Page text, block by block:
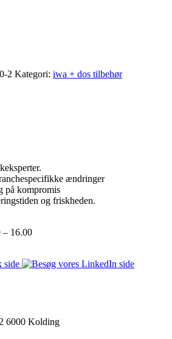
2 Kategori: iwa + dos tilbehør
ændringer
på kompromis
og friskheden.
– 16.00
6000 Kolding